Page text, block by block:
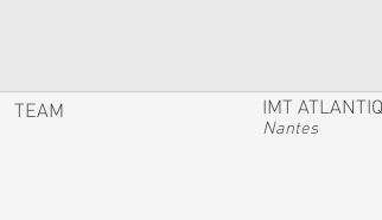
TEAM IMT
Nantes